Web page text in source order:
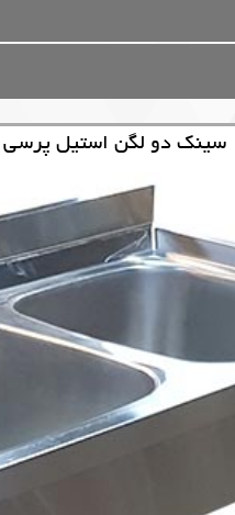
سینک دو لگن استیل